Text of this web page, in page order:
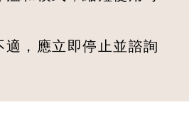
適，應立即停止並諮詢